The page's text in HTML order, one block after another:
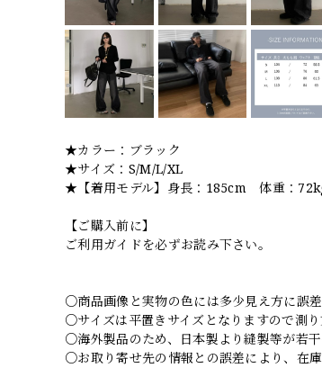
★カラー：ブラック
★サイズ：S/M/L/XL
★【着用モデル】身長：185cm 体重：
【ご購入前に】
ご利用ガイドを必ずお読み下さい。
○商品画像と実物の色には多少見え方に誤差
○サイズは平置きサイズとなりますので測
○海外製品のため、日本製より縫製等が若干
○お取り寄せ先の情報との誤差により、在